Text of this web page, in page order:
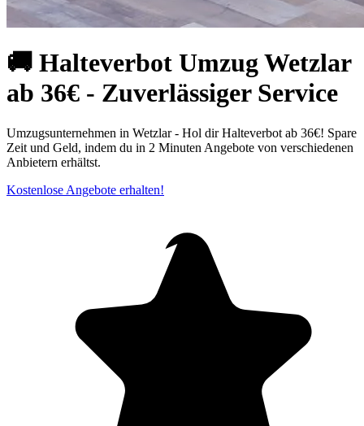
🚚 Halteverbot Umzug Wetzlar
ab 36€ - Zuverlässiger Service
Umzugsunternehmen in Wetzlar - Hol dir Halteverbot ab 36€! Spare
Zeit und Geld, indem du in 2 Minuten Angebote von verschiedenen
Anbietern erhältst.
Kostenlose Angebote erhalten!